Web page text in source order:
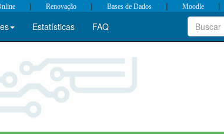
| Renovação | Bases de Dados | Moodle |
Estatísticas FAQ